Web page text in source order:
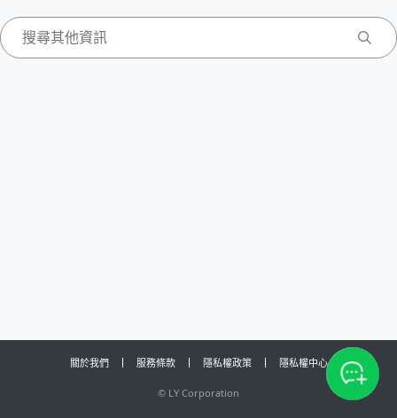
關於我們 服務條款 隱私權政策 隱私權中心
© LY Corporation